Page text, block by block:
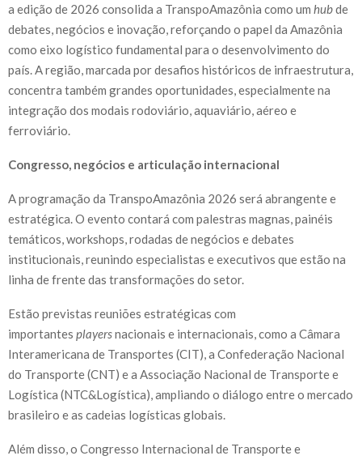
a edição de 2026 consolida a TranspoAmazônia como um hubde
debates, negócios e inovação, reforçando o papel da Amazônia
como eixo logístico fundamental para o desenvolvimento do
país. A região, marcada por desafios históricos de infraestrutura,
concentra também grandes oportunidades, especialmente na
integração dos modais rodoviário, aquaviário, aéreo e
ferroviário.
Congresso, negócios e articulação internacional
A programação da TranspoAmazônia 2026 será abrangente e
estratégica. O evento contará com palestras magnas, painéis
temáticos, workshops, rodadas de negócios e debates
institucionais, reunindo especialistas e executivos que estão na
linha de frente das transformações do setor.
Estão previstas reuniões estratégicas com
importantes playersnacionais e internacionais, como a Câmara
Interamericana de Transportes (CIT), a Confederação Nacional
do Transporte (CNT) e a Associação Nacional de Transporte e
Logística (NTC&Logística), ampliando o diálogo entre o mercado
brasileiro e as cadeias logísticas globais.
Além disso, o Congresso Internacional de Transporte e